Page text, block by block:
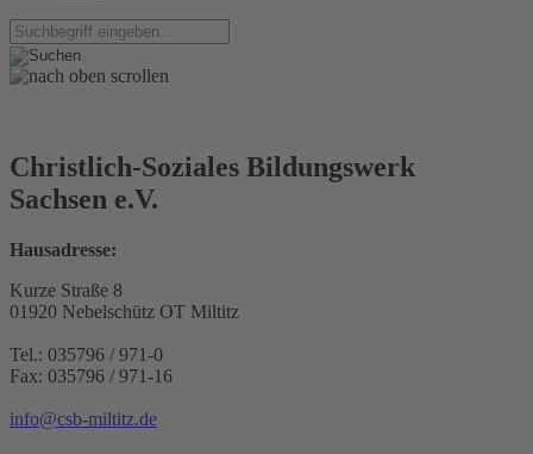
Christlich-Soziales Bildungswerk
Sachsen e.V.
Hausadresse:
Kurze Straße 8
01920 Nebelschütz OT Miltitz
Tel.: 035796 / 971-0
Fax: 035796 / 971-16
info@csb-miltitz.de